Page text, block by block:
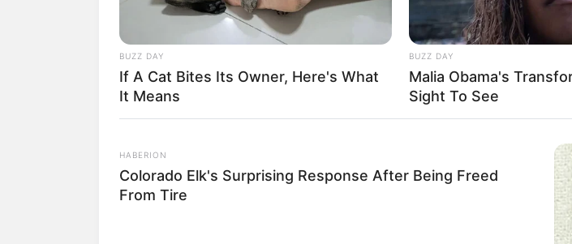
Suchen:
Auf einigen Seiten dieses Projektes sind Affiliate-Angebote
eine Unterstützung, ohne dass sich dadurch der Preis ändert.
BUZZ DAY
If A Cat Bites Its Owner, Here's What
It Means
BUZZ DAY
Malia Obama's
Sight To See
HABERION
Colorado Elk's Surprising Response After Being Freed
From Tire